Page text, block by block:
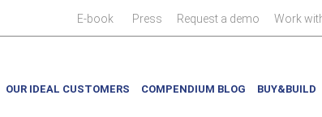
E-book
Press Request a demo Work
OUR IDEAL CUSTOMERS COMPENDIUM BLOG BUY&BUILD